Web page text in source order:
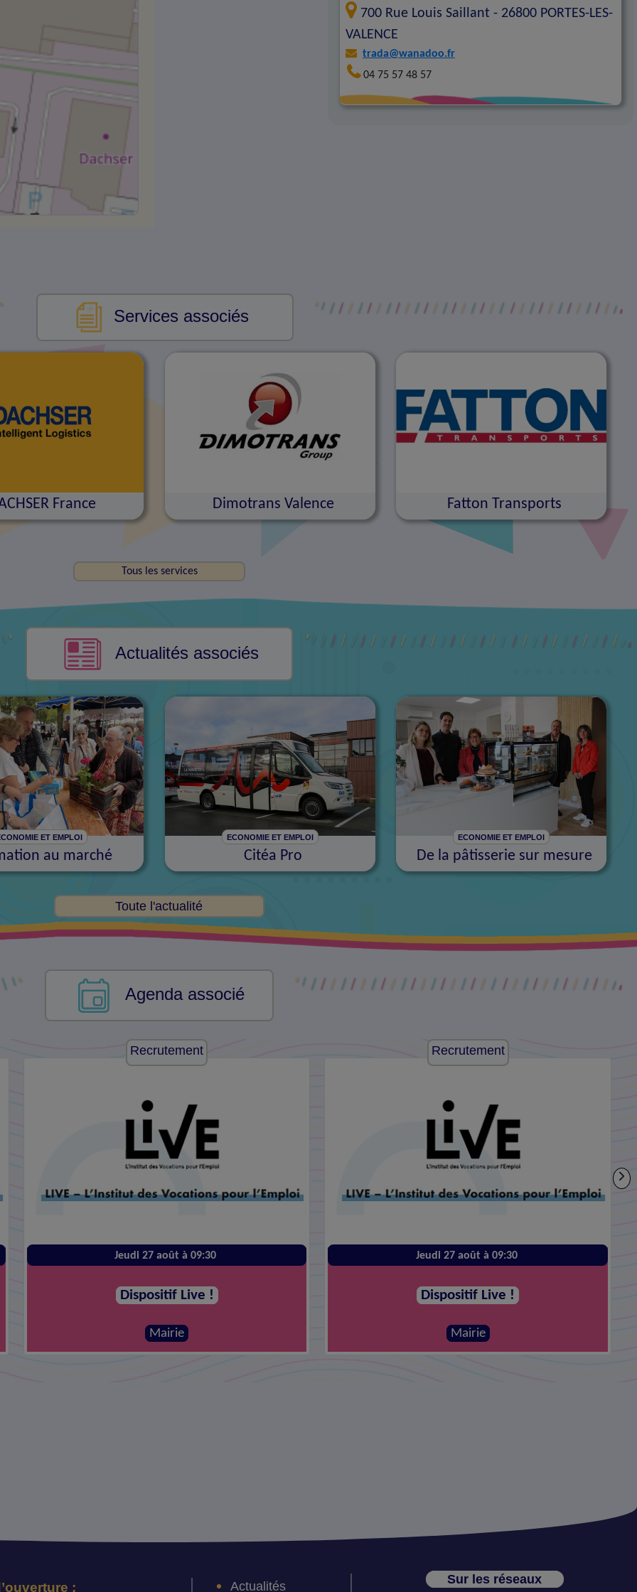
700 Rue Louis Saillant - 26800 PORTES-LES-
VALENCE
trada@wanadoo.fr
04 75 57 48 57
Services associés
France Dimotrans Valence Fatton Transports
Tous les services
Actualités associés
ET EMPLOI
au marché
ECONOMIE ET EMPLOI
Citéa Pro
ECONOMIE ET EMPLOI
De la pâtisserie sur mesure
Toute l'actualité
Agenda associé
Recrutement
Jeudi 27 août à 09:30
Dispositif Live !
Mairie
Recrutement
Jeudi 27 août à 09:30
Dispositif Live !
Mairie
: Actualités
Sur les réseaux